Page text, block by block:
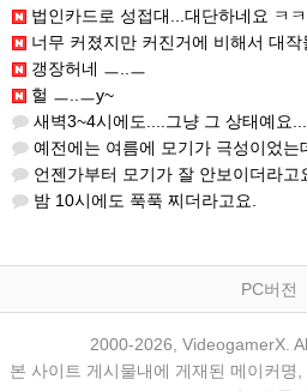
법인카드로 성접대...대단하네요 ㅋ
너무 커졌지만 커진거에 비해서 대작
갱장허네 ㅡ..ㅡ
헐 ㅡ..ㅡy~
새벽3~4시에도....그냥 그 상태예요...
예전에는 여름에 모기가 극성이었는데, 여름에는
언젠가부터 모기가 잘 안보이더라고
밤 10시에도 푹푹 찌더라고요.
PC버전
2000-2026, VideogamerX.
본 사이트 게시물내에 게재된 메이커명